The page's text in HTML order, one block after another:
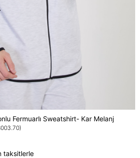
Fermuarlı Sweatshirt- Kar Melanj
taksitlerle